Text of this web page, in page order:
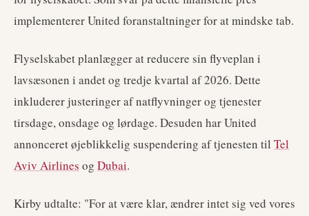
implementerer United foranstaltninger for at mindske tab.
Flyselskabet planlægger at reducere sin flyveplan i
lavsæsonen i andet og tredje kvartal af 2026. Dette
inkluderer justeringer af natflyvninger og tjenester
tirsdage, onsdage og lørdage. Desuden har United
annonceret øjeblikkelig suspendering af tjenesten til Tel
Aviv Airlines og Dubai.
Kirby udtalte: "For at være klar, ændrer intet sig ved vores